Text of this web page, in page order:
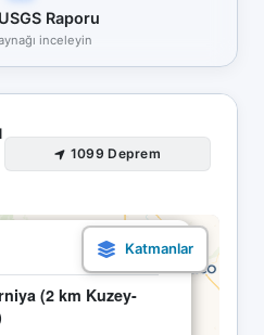
Raporu
inceleyin
1099 Deprem
28.04 10:43
(2 km Kuzey-
×